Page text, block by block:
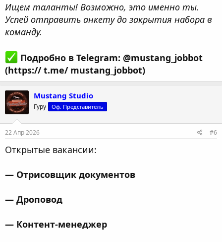
Ищем таланты! Возможно, это именно ты.
Успей отправить анкету до закрытия набора в
команду.
Подробно в Telegram: @mustang_jobbot
(https:// t.me/ mustang_jobbot)
Mustang Studio
Гуру Оф. Представитель
22 Апр 2026 #6
Открытые вакансии:
— Отрисовщик документов
— Дроповод
— Контент-менеджер